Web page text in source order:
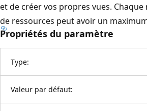
et de créer vos propres vues.
de ressources peut avoir un
Propriétés du paramètre
Type:
Valeur par défaut: